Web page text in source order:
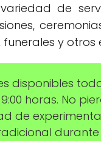
de
y otros
disponibles
horas. No
de
durante